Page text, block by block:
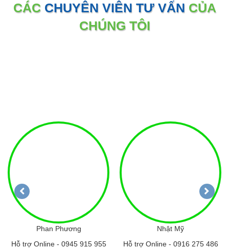
CÁC CHUYÊN VIÊN TƯ VẤN CỦA
CHÚNG TÔI
Phan Phương
Hỗ trợ Online - 0945 915 955
Nhật Mỹ
Hỗ trợ Online - 0916 275 486